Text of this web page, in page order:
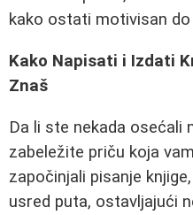
kako ostati motivisan do
Kako Napisati i Izdati
Znaš
Da li ste nekada osećali
zabeležite priču koja
započinjali pisanje
usred puta, ostavljajući